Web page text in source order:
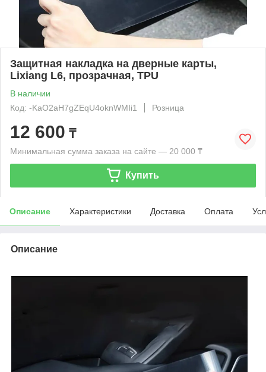
Защитная накладка на дверные карты,
Lixiang L6, прозрачная, TPU
В наличии
Код: -KaO2aH7gZEqU4oknWMIi1
Розница
12 600 ₸
Минимальная сумма заказа на сайте — 20 000 ₸
Купить
Описание Характеристики Доставка Оплата
Описание